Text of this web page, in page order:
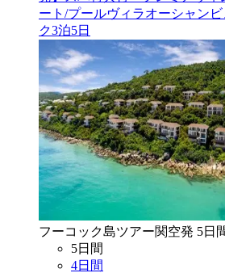
ート/プールヴィラオーシャン
ク3泊5日
フーコック島ツアー関空発 5日
5日間
4日間